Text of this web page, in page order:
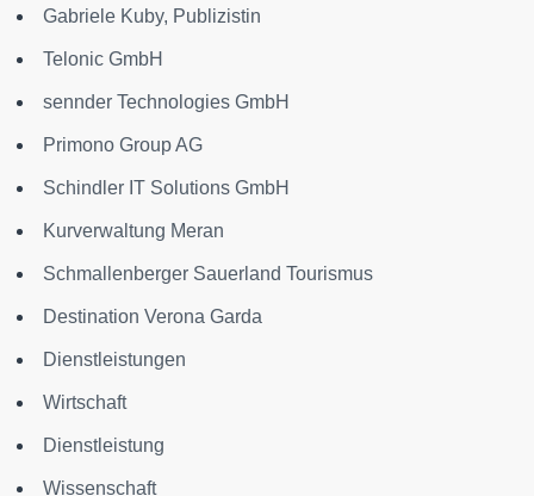
Gabriele Kuby, Publizistin
Telonic GmbH
sennder Technologies GmbH
Primono Group AG
Schindler IT Solutions GmbH
Kurverwaltung Meran
Schmallenberger Sauerland Tourismus
Destination Verona Garda
Dienstleistungen
Wirtschaft
Dienstleistung
Wissenschaft